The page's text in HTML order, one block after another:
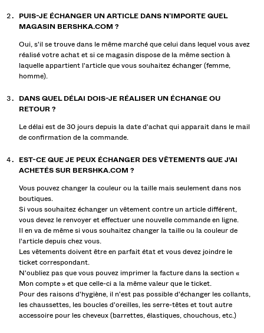
PUIS-JE ÉCHANGER UN ARTICLE DANS N’IMPORTE QUEL
MAGASIN BERSHKA.COM ?
Oui, s'il se trouve dans le même marché que celui dans lequel vous avez
réalisé votre achat et si ce magasin dispose de la même section à
laquelle appartient l'article que vous souhaitez échanger (femme,
homme).
DANS QUEL DÉLAI DOIS-JE RÉALISER UN ÉCHANGE OU
RETOUR ?
Le délai est de30 jours depuis la date d'achat qui apparait dans le mail
de confirmation de la commande.
EST-CE QUE JE PEUX ÉCHANGER DES VÊTEMENTS QUE J'AI
ACHETÉS SUR BERSHKA.COM ?
Vous pouvez changer la couleur ou la taille mais seulement dans nos
boutiques.
Si vous souhaitez échanger un vêtement contre un article différent,
vous devez le renvoyer et effectuer une nouvelle commande en ligne.
Il en va de même si vous souhaitez changer la taille ou la couleur de
l'article depuis chez vous.
Les vêtements doivent être en parfait état et vous devez joindre le
ticket correspondant.
N'oubliez pas que vous pouvez imprimer la facture dans la section «
Mon compte » et que celle-ci a la même valeur que le ticket.
Pour des raisons d'hygiène, il n'est pas possible d'échanger les collants,
les chaussettes, les boucles d'oreilles, les serre-têtes et tout autre
accessoire pour les cheveux (barrettes, élastiques, chouchous, etc.)